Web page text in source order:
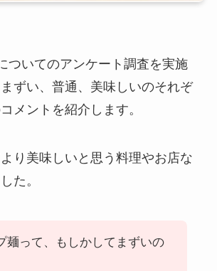
ついてのアンケート調査を実施
ずい、普通、美味しいのそれぞ
メントを紹介します。
り美味しいと思う料理やお店な
た。
麺って、もしかしてまずいの